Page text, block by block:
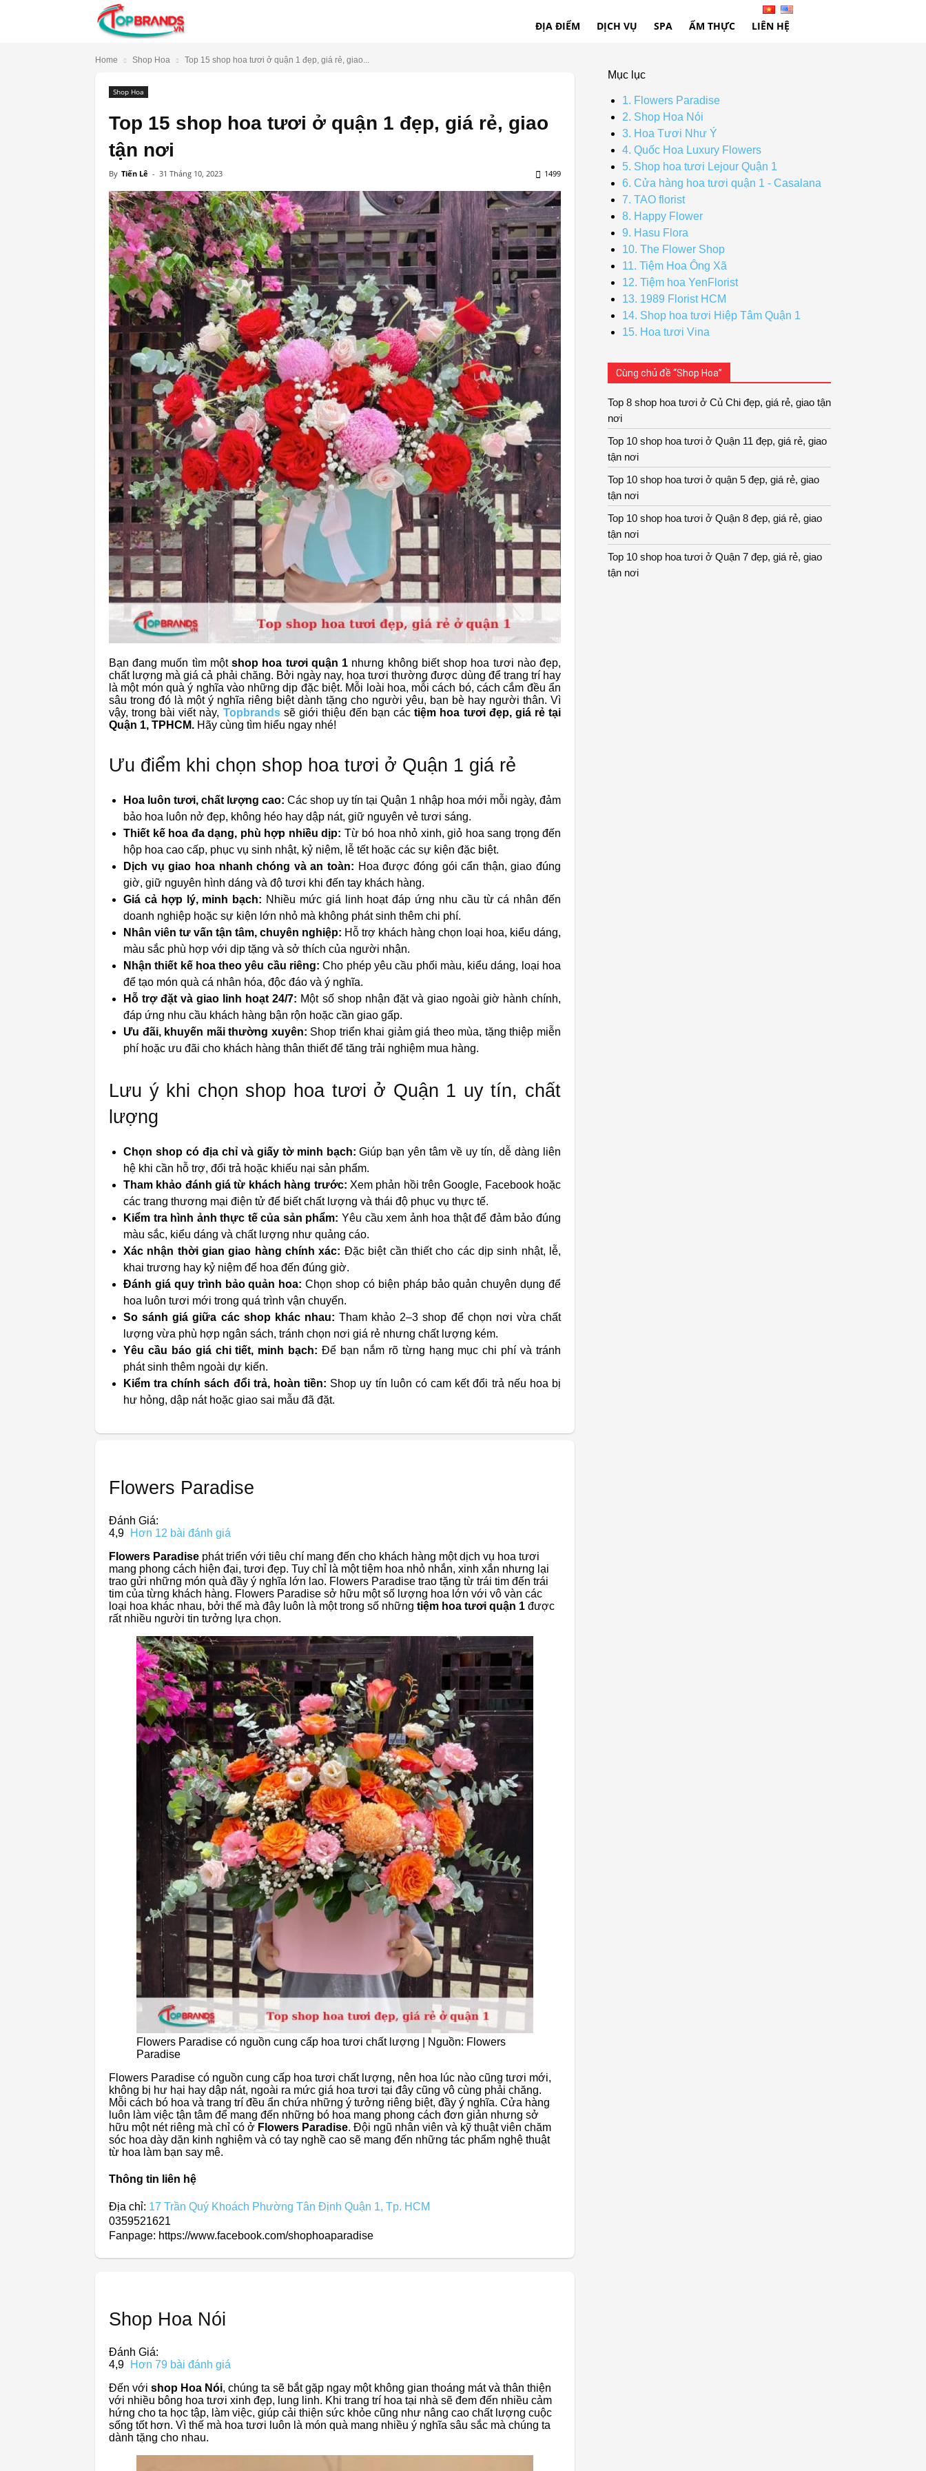
ĐỊA ĐIỂM DỊCH VỤ SPA ẨM THỰC LIÊN HỆ
Home Shop Hoa Top 15 shop hoa tươi ở quận 1 đẹp, giá rẻ, giao...
Shop Hoa
Top 15 shop hoa tươi ở quận 1 đẹp, giá rẻ, giao
tận nơi
By Tiến Lê - 31 Tháng 10, 2023 1499
Bạn đang muốn tìm mộtshop hoa tươi quận 1 nhưng không biết shop hoa tươi nào đẹp,
chất lượng mà giá cả phải chăng. Bởi ngày nay, hoa tươi thường được dùng để trang trí hay
là một món quà ý nghĩa vào những dịp đặc biệt. Mỗi loài hoa, mỗi cách bó, cách cắm đều ẩn
sâu trong đó là một ý nghĩa riêng biệt dành tặng cho người yêu, bạn bè hay người thân. Vì
vậy, trong bài viết này, Topbrandssẽ giới thiệu đến bạn cáctiệm hoa tươi đẹp, giá rẻ tại
Quận 1, TPHCM. Hãy cùng tìm hiểu ngay nhé!
Ưu điểm khi chọn shop hoa tươi ở Quận 1 giá rẻ
Hoa luôn tươi, chất lượng cao: Các shop uy tín tại Quận 1 nhập hoa mới mỗi ngày, đảm
bảo hoa luôn nở đẹp, không héo hay dập nát, giữ nguyên vẻ tươi sáng.
Thiết kế hoa đa dạng, phù hợp nhiều dịp: Từ bó hoa nhỏ xinh, giỏ hoa sang trọng đến
hộp hoa cao cấp, phục vụ sinh nhật, kỷ niệm, lễ tết hoặc các sự kiện đặc biệt.
Dịch vụ giao hoa nhanh chóng và an toàn: Hoa được đóng gói cẩn thận, giao đúng
giờ, giữ nguyên hình dáng và độ tươi khi đến tay khách hàng.
Giá cả hợp lý, minh bạch: Nhiều mức giá linh hoạt đáp ứng nhu cầu từ cá nhân đến
doanh nghiệp hoặc sự kiện lớn nhỏ mà không phát sinh thêm chi phí.
Nhân viên tư vấn tận tâm, chuyên nghiệp: Hỗ trợ khách hàng chọn loại hoa, kiểu dáng,
màu sắc phù hợp với dịp tặng và sở thích của người nhận.
Nhận thiết kế hoa theo yêu cầu riêng: Cho phép yêu cầu phối màu, kiểu dáng, loại hoa
để tạo món quà cá nhân hóa, độc đáo và ý nghĩa.
Hỗ trợ đặt và giao linh hoạt 24/7: Một số shop nhận đặt và giao ngoài giờ hành chính,
đáp ứng nhu cầu khách hàng bận rộn hoặc cần giao gấp.
Ưu đãi, khuyến mãi thường xuyên: Shop triển khai giảm giá theo mùa, tặng thiệp miễn
phí hoặc ưu đãi cho khách hàng thân thiết để tăng trải nghiệm mua hàng.
Lưu ý khi chọn shop hoa tươi ở Quận 1 uy tín, chất
lượng
Chọn shop có địa chỉ và giấy tờ minh bạch: Giúp bạn yên tâm về uy tín, dễ dàng liên
hệ khi cần hỗ trợ, đổi trả hoặc khiếu nại sản phẩm.
Tham khảo đánh giá từ khách hàng trước: Xem phản hồi trên Google, Facebook hoặc
các trang thương mại điện tử để biết chất lượng và thái độ phục vụ thực tế.
Kiểm tra hình ảnh thực tế của sản phẩm: Yêu cầu xem ảnh hoa thật để đảm bảo đúng
màu sắc, kiểu dáng và chất lượng như quảng cáo.
Xác nhận thời gian giao hàng chính xác: Đặc biệt cần thiết cho các dịp sinh nhật, lễ,
khai trương hay kỷ niệm để hoa đến đúng giờ.
Đánh giá quy trình bảo quản hoa: Chọn shop có biện pháp bảo quản chuyên dụng để
hoa luôn tươi mới trong quá trình vận chuyển.
So sánh giá giữa các shop khác nhau: Tham khảo 2–3 shop để chọn nơi vừa chất
lượng vừa phù hợp ngân sách, tránh chọn nơi giá rẻ nhưng chất lượng kém.
Yêu cầu báo giá chi tiết, minh bạch: Để bạn nắm rõ từng hạng mục chi phí và tránh
phát sinh thêm ngoài dự kiến.
Kiểm tra chính sách đổi trả, hoàn tiền: Shop uy tín luôn có cam kết đổi trả nếu hoa bị
hư hỏng, dập nát hoặc giao sai mẫu đã đặt.
Flowers Paradise
Đánh Giá:
4,9
Hơn 12 bài đánh giá
Flowers Paradise phát triển với tiêu chí mang đến cho khách hàng một dịch vụ hoa tươi
mang phong cách hiện đại, tươi đẹp. Tuy chỉ là một tiệm hoa nhỏ nhắn, xinh xắn nhưng lại
trao gửi những món quà đầy ý nghĩa lớn lao. Flowers Paradise trao tặng từ trái tim đến trái
tim của từng khách hàng. Flowers Paradise sở hữu một số lượng hoa lớn với vô vàn các
loại hoa khác nhau, bởi thế mà đây luôn là một trong số những tiệm hoa tươi quận 1 được
rất nhiều người tin tưởng lựa chọn.
Flowers Paradise có nguồn cung cấp hoa tươi chất lượng | Nguồn: Flowers
Paradise
Flowers Paradise có nguồn cung cấp hoa tươi chất lượng, nên hoa lúc nào cũng tươi mới,
không bị hư hại hay dập nát, ngoài ra mức giá hoa tươi tại đây cũng vô cùng phải chăng.
Mỗi cách bó hoa và trang trí đều ẩn chứa những ý tưởng riêng biệt, đầy ý nghĩa. Cửa hàng
luôn làm việc tận tâm để mang đến những bó hoa mang phong cách đơn giản nhưng sở
hữu một nét riêng mà chỉ có ở Flowers Paradise. Đội ngũ nhân viên và kỹ thuật viên chăm
sóc hoa dày dặn kinh nghiệm và có tay nghề cao sẽ mang đến những tác phẩm nghệ thuật
từ hoa làm bạn say mê.
Thông tin liên hệ
Địa chỉ: 17 Trần Quý Khoách Phường Tân Định Quận 1, Tp. HCM
0359521621
Fanpage: https://www.facebook.com/shophoaparadise
Shop Hoa Nói
Đánh Giá:
4,9
Hơn 79 bài đánh giá
Đến với shop Hoa Nói, chúng ta sẽ bắt gặp ngay một không gian thoáng mát và thân thiện
với nhiều bông hoa tươi xinh đẹp, lung linh. Khi trang trí hoa tại nhà sẽ đem đến nhiều cảm
hứng cho ta học tập, làm việc, giúp cải thiện sức khỏe cũng như nâng cao chất lượng cuộc
sống tốt hơn. Vì thế mà hoa tươi luôn là món quà mang nhiều ý nghĩa sâu sắc mà chúng ta
dành tặng cho nhau.
Mục lục
1. Flowers Paradise
2. Shop Hoa Nói
3. Hoa Tươi Như Ý
4. Quốc Hoa Luxury Flowers
5. Shop hoa tươi Lejour Quận 1
6. Cửa hàng hoa tươi quận 1 - Casalana
7. TAO florist
8. Happy Flower
9. Hasu Flora
10. The Flower Shop
11. Tiệm Hoa Ông Xã
12. Tiệm hoa YenFlorist
13. 1989 Florist HCM
14. Shop hoa tươi Hiệp Tâm Quận 1
15. Hoa tươi Vina
Cùng chủ đề “Shop Hoa”
Top 8 shop hoa tươi ở Củ Chi đẹp, giá rẻ, giao tận
nơi
Top 10 shop hoa tươi ở Quận 11 đẹp, giá rẻ, giao
tận nơi
Top 10 shop hoa tươi ở quận 5 đẹp, giá rẻ, giao
tận nơi
Top 10 shop hoa tươi ở Quận 8 đẹp, giá rẻ, giao
tận nơi
Top 10 shop hoa tươi ở Quận 7 đẹp, giá rẻ, giao
tận nơi